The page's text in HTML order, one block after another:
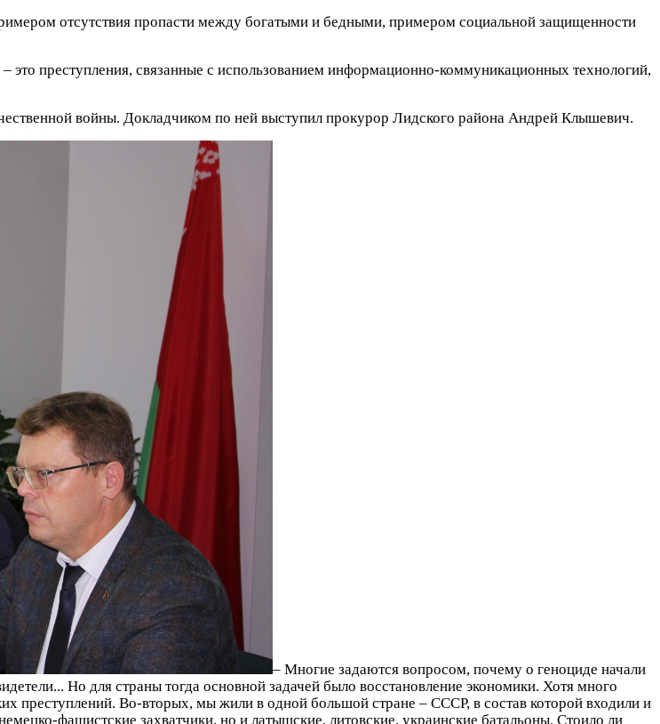
отсутствия пропасти между богатыми и бедными, примером социальной защищенности
преступления, связанные с использованием информационно-коммуникационных технологий,
войны. Докладчиком по ней выступил прокурор Лидского района Андрей Клышевич.
– Многие задаются вопросом, почему о геноциде начали
Но для страны тогда основной задачей было восстановление экономики. Хотя много
преступлений. Во-вторых, мы жили в одной большой стране – СССР, в состав которой входили и
фашистские захватчики, но и латышские, литовские, украинские батальоны. Стоило ли